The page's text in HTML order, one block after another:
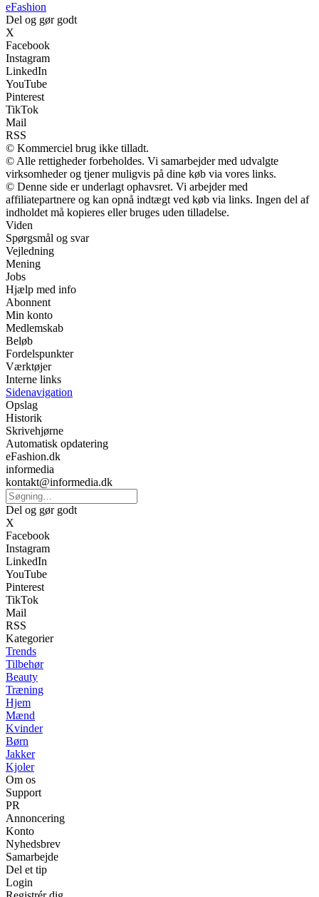
eFashion
Del og gør godt
X
Facebook
Instagram
LinkedIn
YouTube
Pinterest
TikTok
Mail
RSS
© Kommerciel brug ikke tilladt.
© Alle rettigheder forbeholdes. Vi samarbejder med udvalgte
virksomheder og tjener muligvis på dine køb via vores links.
© Denne side er underlagt ophavsret. Vi arbejder med
affiliatepartnere og kan opnå indtægt ved køb via links. Ingen del af
indholdet må kopieres eller bruges uden tilladelse.
Viden
Spørgsmål og svar
Vejledning
Mening
Jobs
Hjælp med info
Abonnent
Min konto
Medlemskab
Beløb
Fordelspunkter
Værktøjer
Interne links
Sidenavigation
Opslag
Historik
Skrivehjørne
Automatisk opdatering
eFashion.dk
informedia
kontakt@informedia.dk
Del og gør godt
X
Facebook
Instagram
LinkedIn
YouTube
Pinterest
TikTok
Mail
RSS
Kategorier
Trends
Tilbehør
Beauty
Træning
Hjem
Mænd
Kvinder
Børn
Jakker
Kjoler
Om os
Support
PR
Annoncering
Konto
Nyhedsbrev
Samarbejde
Del et tip
Login